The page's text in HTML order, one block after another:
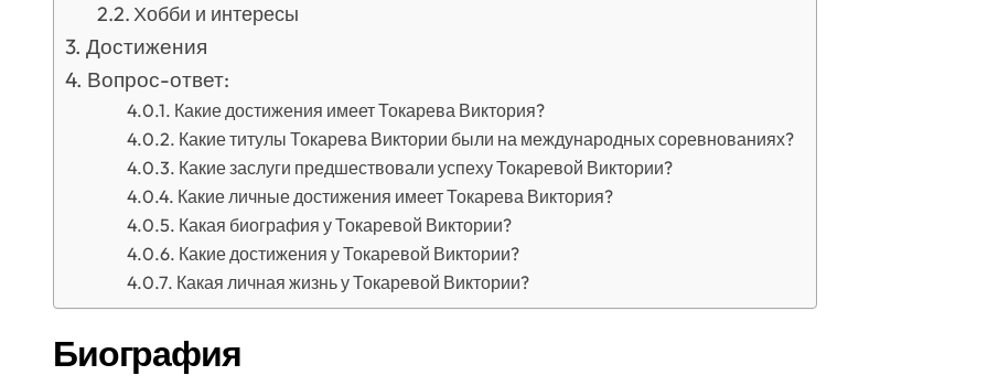
Хобби и интересы
Достижения
Вопрос-ответ:
Какие достижения имеет Токарева Виктория?
Какие титулы Токарева Виктории были на международных соревнованиях?
Какие заслуги предшествовали успеху Токаревой Виктории?
Какие личные достижения имеет Токарева Виктория?
Какая биография у Токаревой Виктории?
Какие достижения у Токаревой Виктории?
Какая личная жизнь у Токаревой Виктории?
Биография